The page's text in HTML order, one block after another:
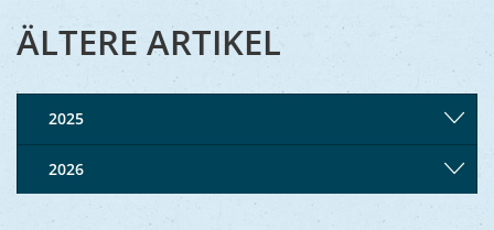
ÄLTERE ARTIKEL
2025
2026